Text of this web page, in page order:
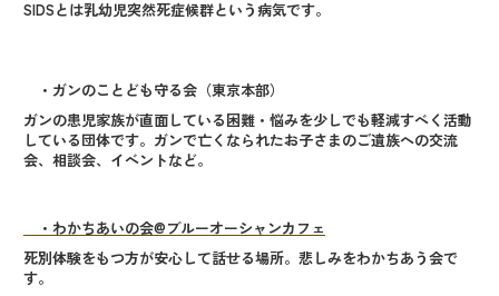
SIDSとは乳幼児突然死症候群という病気です。
・ガンのことども守る会（東京本部）
ガンの患児家族が直面している困難・悩みを少しでも軽減すべく活動
している団体です。ガンで亡くなられたお子さまのご遺族への交流
会、相談会、イベントなど。
・わかちあいの会@ブルーオーシャンカフェ
死別体験をもつ方が安心して話せる場所。悲しみをわかちあう会で
す。